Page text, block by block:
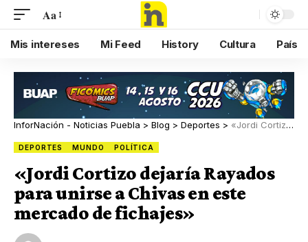
Aa
Mis intereses Mi Feed History Cultura País
InforNación - Noticias Puebla > Blog > Deportes > «Jordi Cortizo dejaría Rayados para unirse a Chivas en este mercado de fichajes»
DEPORTES MUNDO POLÍTICA
«Jordi Cortizo dejaría Rayados
para unirse a Chivas en este
mercado de fichajes»